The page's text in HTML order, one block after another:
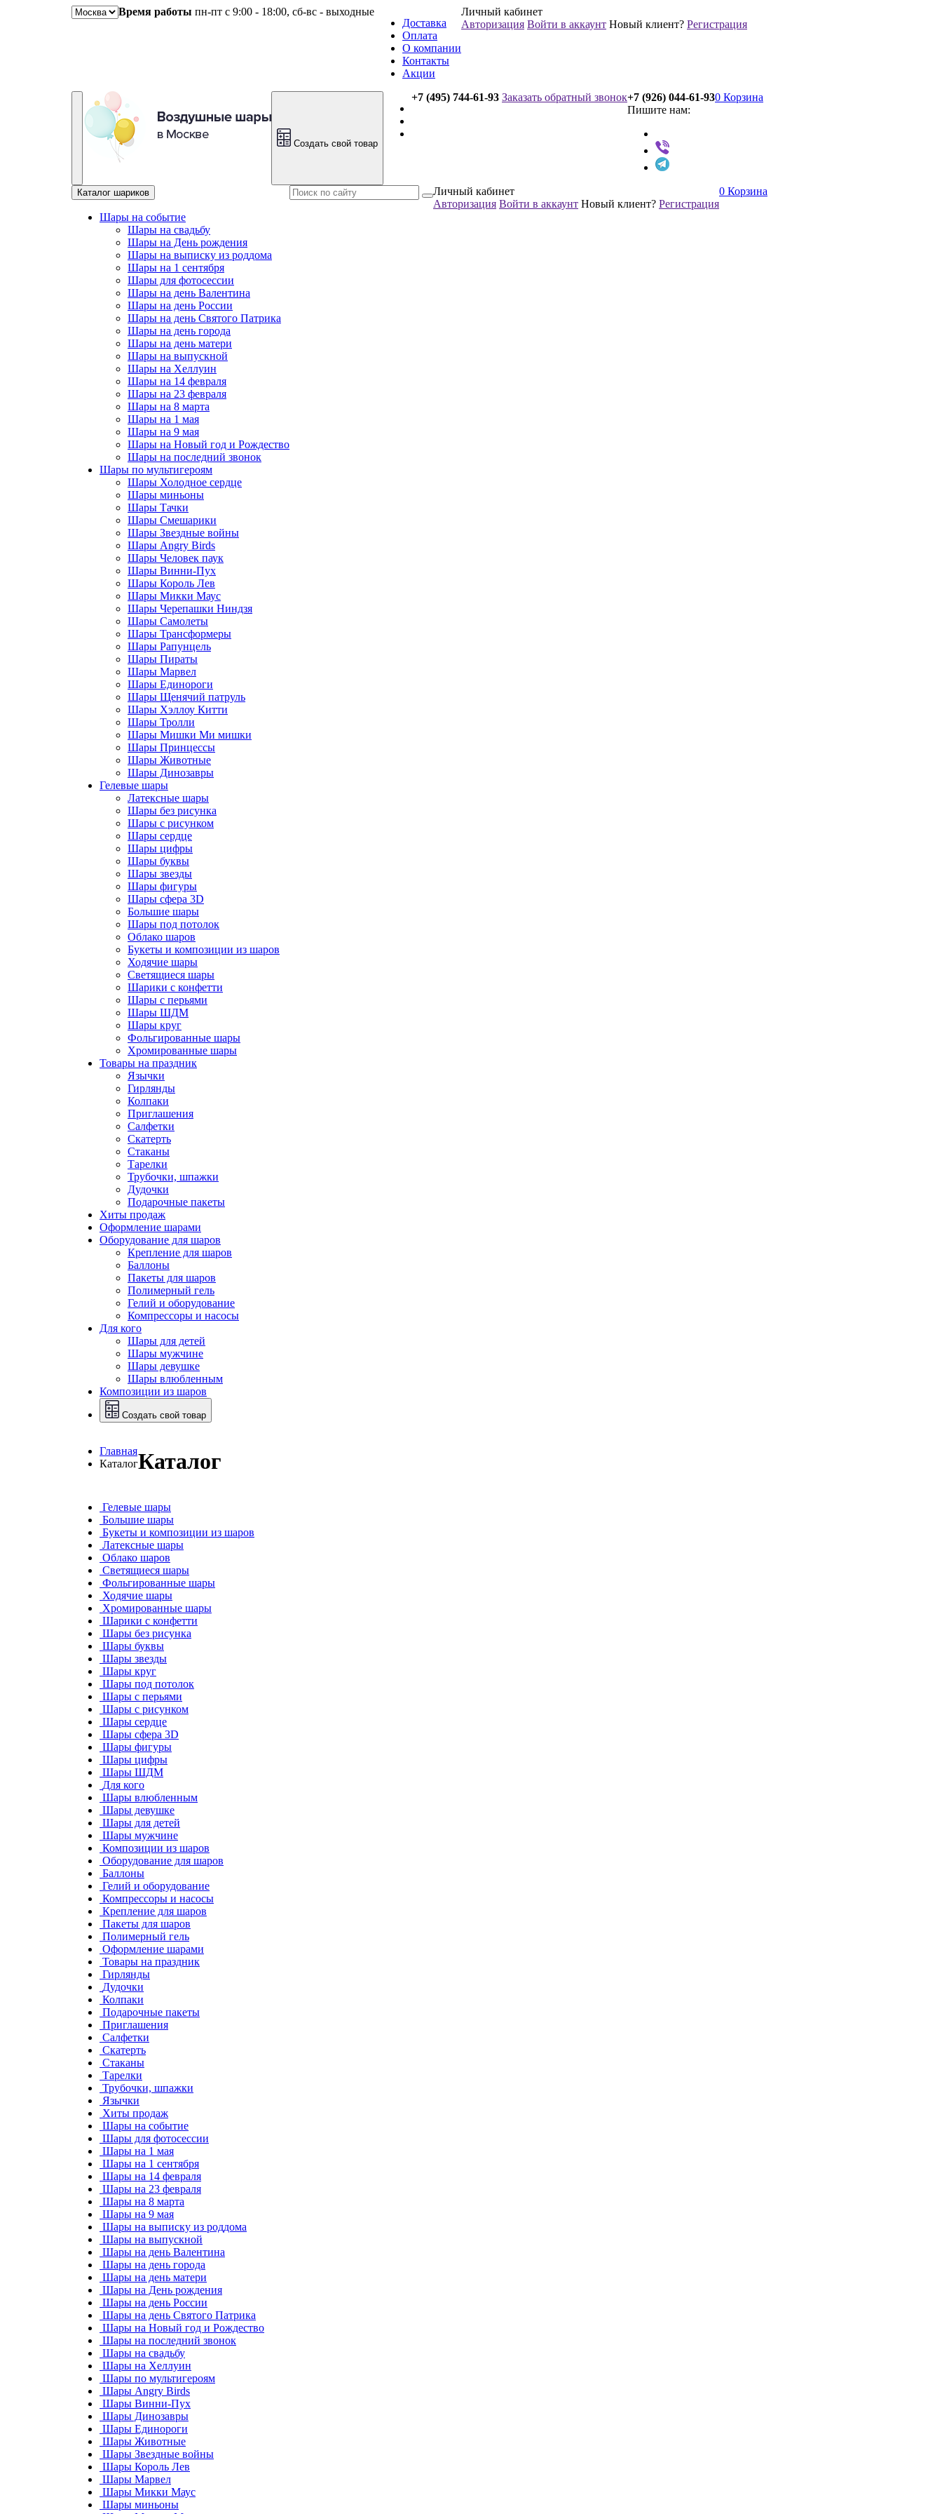
Время работы пн-пт с 9:00 - 18:00, сб-вс - выходные
Доставка
Оплата
О компании
Контакты
Акции
Личный кабинет
Авторизация Войти в аккаунт Новый клиент? Регистрация
Создать свой товар
+7 (495) 744-61-93 Заказать обратный звонок+7 (926) 044-61-93
Пишите нам:
0 Корзина
Каталог шариков
Шары на событие
Шары на свадьбу
Шары на День рождения
Шары на выписку из роддома
Шары на 1 сентября
Шары для фотосессии
Шары на день Валентина
Шары на день России
Шары на день Святого Патрика
Шары на день города
Шары на день матери
Шары на выпускной
Шары на Хеллуин
Шары на 14 февраля
Шары на 23 февраля
Шары на 8 марта
Шары на 1 мая
Шары на 9 мая
Шары на Новый год и Рождество
Шары на последний звонок
Шары по мультигероям
Шары Холодное сердце
Шары миньоны
Шары Тачки
Шары Смешарики
Шары Звездные войны
Шары Angry Birds
Шары Человек паук
Шары Винни-Пух
Шары Король Лев
Шары Микки Маус
Шары Черепашки Ниндзя
Шары Самолеты
Шары Трансформеры
Шары Рапунцель
Шары Пираты
Шары Марвел
Шары Единороги
Шары Щенячий патруль
Шары Хэллоу Китти
Шары Тролли
Шары Мишки Ми мишки
Шары Принцессы
Шары Животные
Шары Динозавры
Гелевые шары
Латексные шары
Шары без рисунка
Шары с рисунком
Шары сердце
Шары цифры
Шары буквы
Шары звезды
Шары фигуры
Шары сфера 3D
Большие шары
Шары под потолок
Облако шаров
Букеты и композиции из шаров
Ходячие шары
Светящиеся шары
Шарики с конфетти
Шары с перьями
Шары ШДМ
Шары круг
Фольгированные шары
Хромированные шары
Товары на праздник
Язычки
Гирлянды
Колпаки
Приглашения
Салфетки
Скатерть
Стаканы
Тарелки
Трубочки, шпажки
Дудочки
Подарочные пакеты
Хиты продаж
Оформление шарами
Оборудование для шаров
Крепление для шаров
Баллоны
Пакеты для шаров
Полимерный гель
Гелий и оборудование
Компрессоры и насосы
Для кого
Шары для детей
Шары мужчине
Шары девушке
Шары влюбленным
Композиции из шаров
Создать свой товар
Личный кабинет
Авторизация Войти в аккаунт Новый клиент? Регистрация
0 Корзина
Главная
КаталогКаталог
Гелевые шары
Большие шары
Букеты и композиции из шаров
Латексные шары
Облако шаров
Светящиеся шары
Фольгированные шары
Ходячие шары
Хромированные шары
Шарики с конфетти
Шары без рисунка
Шары буквы
Шары звезды
Шары круг
Шары под потолок
Шары с перьями
Шары с рисунком
Шары сердце
Шары сфера 3D
Шары фигуры
Шары цифры
Шары ШДМ
Для кого
Шары влюбленным
Шары девушке
Шары для детей
Шары мужчине
Композиции из шаров
Оборудование для шаров
Баллоны
Гелий и оборудование
Компрессоры и насосы
Крепление для шаров
Пакеты для шаров
Полимерный гель
Оформление шарами
Товары на праздник
Гирлянды
Дудочки
Колпаки
Подарочные пакеты
Приглашения
Салфетки
Скатерть
Стаканы
Тарелки
Трубочки, шпажки
Язычки
Хиты продаж
Шары на событие
Шары для фотосессии
Шары на 1 мая
Шары на 1 сентября
Шары на 14 февраля
Шары на 23 февраля
Шары на 8 марта
Шары на 9 мая
Шары на выписку из роддома
Шары на выпускной
Шары на день Валентина
Шары на день города
Шары на день матери
Шары на День рождения
Шары на день России
Шары на день Святого Патрика
Шары на Новый год и Рождество
Шары на последний звонок
Шары на свадьбу
Шары на Хеллуин
Шары по мультигероям
Шары Angry Birds
Шары Винни-Пух
Шары Динозавры
Шары Единороги
Шары Животные
Шары Звездные войны
Шары Король Лев
Шары Марвел
Шары Микки Маус
Шары миньоны